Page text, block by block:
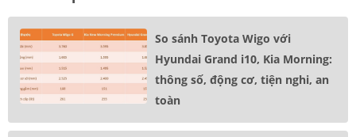
So sánh Toyota Wigo với
Hyundai Grand i10, Kia Morning:
thông số, động cơ, tiện nghi, an
toàn